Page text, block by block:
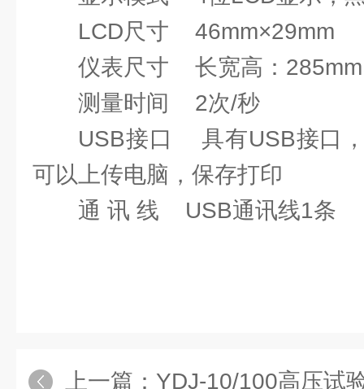
LCD尺寸 46mm×29mm
仪表尺寸 长宽高：
测量时间 2次/秒
USB接口 具有USB接口
可以上传电脑，保存打印
通 讯 线 USB通讯线1条
上一篇： YDJ-10/100高压试验变